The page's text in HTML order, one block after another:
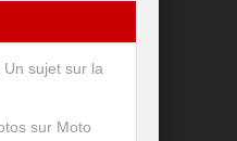
sujet sur la
sur Moto